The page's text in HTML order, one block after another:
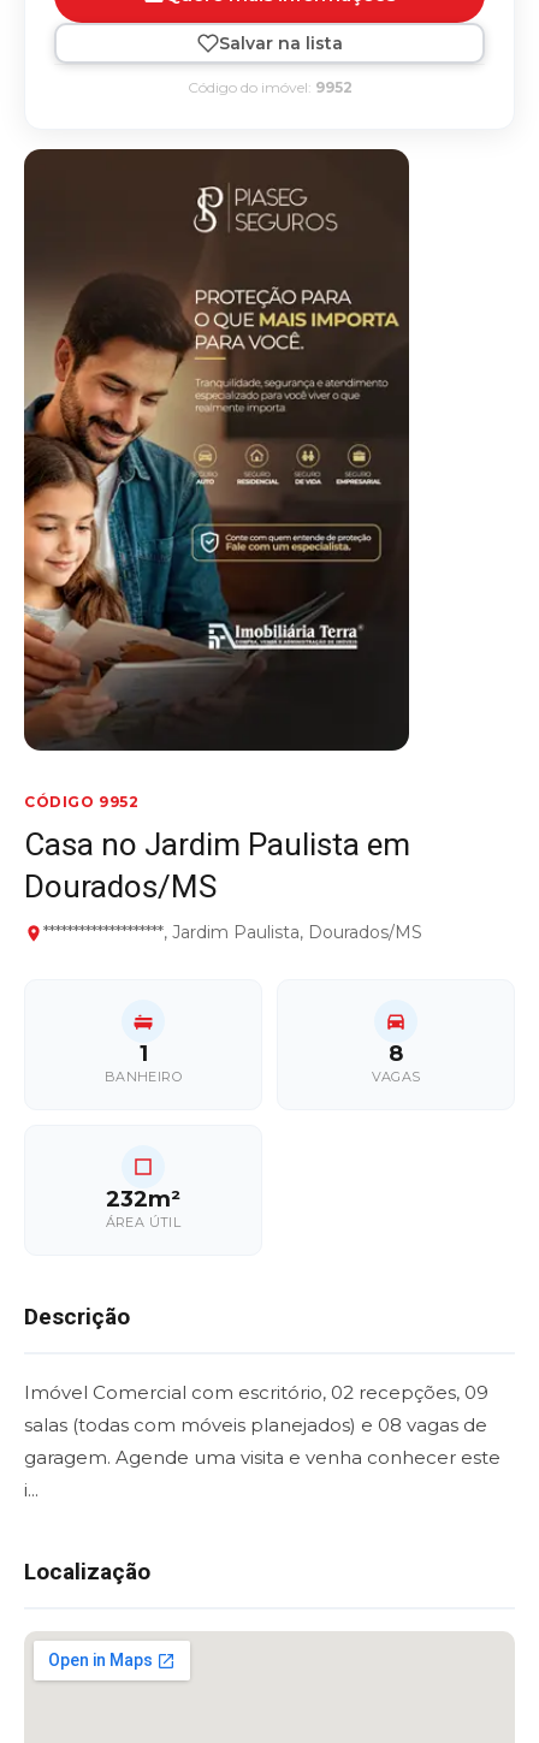
CÓDIGO 9952
Casa no Jardim Paulista em
Dourados/MS
********************, Jardim Paulista, Dourados/MS
1
BANHEIRO
8
VAGAS
232m²
ÁREA ÚTIL
Descrição
Imóvel Comercial com escritório, 02 recepções, 09
salas (todas com móveis planejados) e 08 vagas de
garagem. Agende uma visita e venha conhecer este
i...
Localização
Salvar na lista
Código do imóvel: 9952